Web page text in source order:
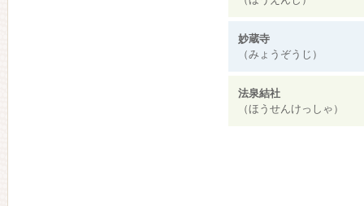
妙蔵寺
（みょうぞうじ）
法泉結社
（ほうせんけっしゃ）